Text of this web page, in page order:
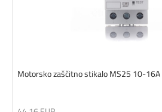
Motorsko zaščitno stikalo MS25 10-16A